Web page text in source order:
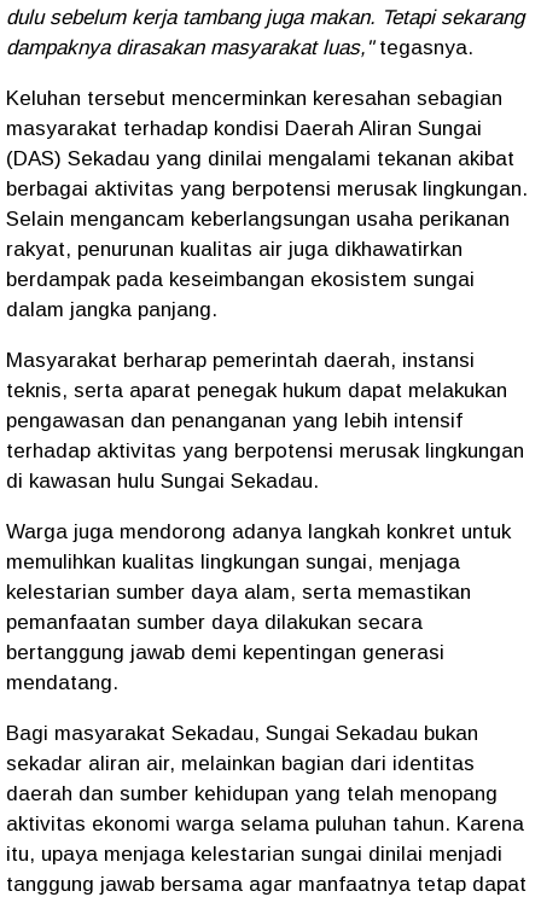
dulu sebelum kerja tambang juga makan. Tetapi sekarang
dampaknya dirasakan masyarakat luas,"tegasnya.
Keluhan tersebut mencerminkan keresahan sebagian
masyarakat terhadap kondisi Daerah Aliran Sungai
(DAS) Sekadau yang dinilai mengalami tekanan akibat
berbagai aktivitas yang berpotensi merusak lingkungan.
Selain mengancam keberlangsungan usaha perikanan
rakyat, penurunan kualitas air juga dikhawatirkan
berdampak pada keseimbangan ekosistem sungai
dalam jangka panjang.
Masyarakat berharap pemerintah daerah, instansi
teknis, serta aparat penegak hukum dapat melakukan
pengawasan dan penanganan yang lebih intensif
terhadap aktivitas yang berpotensi merusak lingkungan
di kawasan hulu Sungai Sekadau.
Warga juga mendorong adanya langkah konkret untuk
memulihkan kualitas lingkungan sungai, menjaga
kelestarian sumber daya alam, serta memastikan
pemanfaatan sumber daya dilakukan secara
bertanggung jawab demi kepentingan generasi
mendatang.
Bagi masyarakat Sekadau, Sungai Sekadau bukan
sekadar aliran air, melainkan bagian dari identitas
daerah dan sumber kehidupan yang telah menopang
aktivitas ekonomi warga selama puluhan tahun. Karena
itu, upaya menjaga kelestarian sungai dinilai menjadi
tanggung jawab bersama agar manfaatnya tetap dapat